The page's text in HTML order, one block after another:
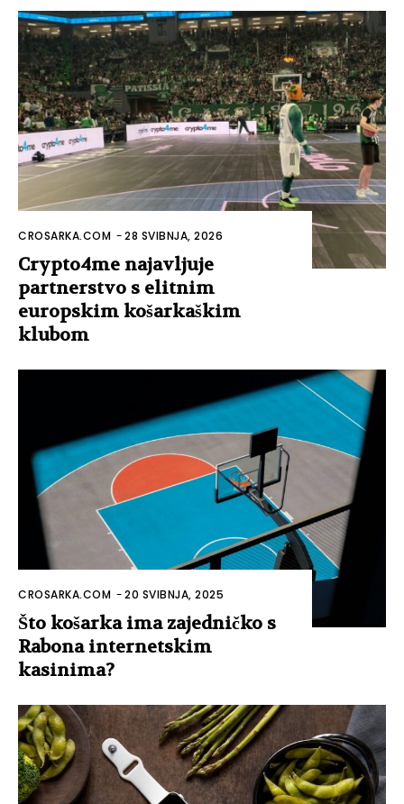
CROSARKA.COM -28 SVIBNJA, 2026
Crypto4me najavljuje
partnerstvo s elitnim
europskim košarkaškim
klubom
CROSARKA.COM -20 SVIBNJA, 2025
Što košarka ima zajedničko s
Rabona internetskim
kasinima?